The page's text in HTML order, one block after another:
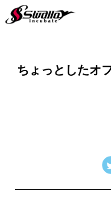
ちょっとしたオ